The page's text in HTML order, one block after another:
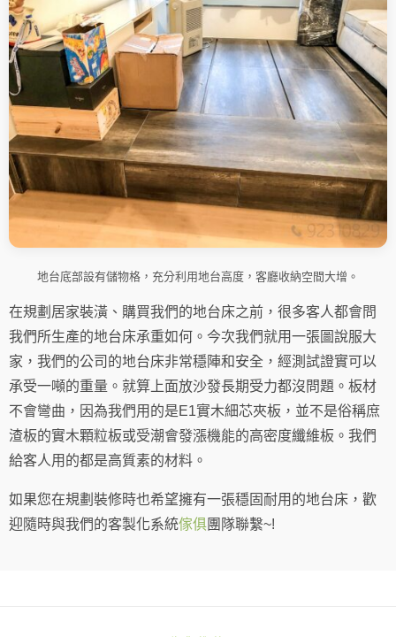
地台底部設有儲物格，充分利用地台高度，客廳收納空間大增。
在規劃居家裝潢、購買我們的地台床之前，很多客人都會問
我們所生產的地台床承重如何。今次我們就用一張圖說服大
家，我們的公司的地台床非常穩陣和安全，經測試證實可以
承受一噸的重量。就算上面放沙發長期受力都沒問題。板材
不會彎曲，因為我們用的是E1實木細芯夾板，並不是俗稱庶
渣板的實木顆粒板或受潮會發漲機能的高密度纖維板。我們
給客人用的都是高質素的材料。
如果您在規劃裝修時也希望擁有一張穩固耐用的地台床，歡
迎隨時與我們的客製化系統傢俱團隊聯繫~!